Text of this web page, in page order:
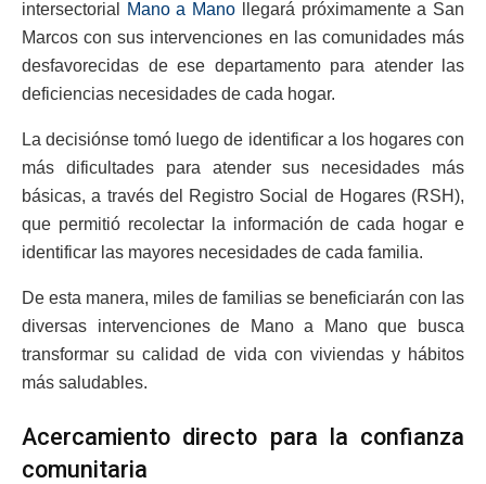
intersectorial
Mano a Mano llegará próximamente a San
Marcos con sus intervenciones en las comunidades más
desfavorecidas de ese departamento para atender las
deficiencias necesidades de cada hogar.
La decisiónse tomó luego de identificar a los hogares con
más dificultades para atender sus necesidades más
básicas, a través del Registro Social de Hogares (RSH),
que permitió recolectar la información de cada hogar e
identificar las mayores necesidades de cada familia.
De esta manera, miles de familias se beneficiarán con las
diversas intervenciones de Mano a Mano que busca
transformar su calidad de vida con viviendas y hábitos
más saludables.
Acercamiento directo para la confianza
comunitaria